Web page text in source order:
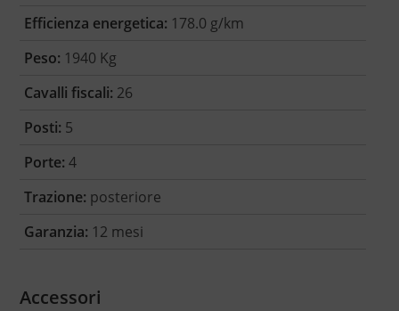
Efficienza energetica: 178.0 g/km
Peso: 1940 Kg
Cavalli fiscali: 26
Posti: 5
Porte: 4
Trazione: posteriore
Garanzia: 12 mesi
Accessori